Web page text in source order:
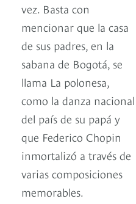
vez. Basta con
mencionar que la casa
de sus padres, en la
sabana de Bogotá, se
llama La polonesa,
como la danza nacional
del país de su papá y
que Federico Chopin
inmortalizó a través de
varias composiciones
memorables.